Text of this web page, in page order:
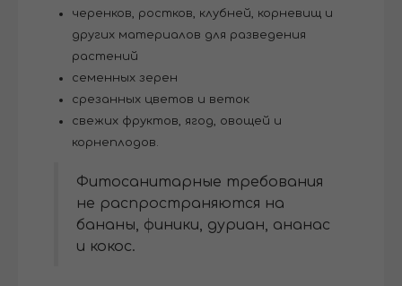
черенков, ростков, клубней, корневищ и
других материалов для разведения
растений
семенных зерен
срезанных цветов и веток
свежих фруктов, ягод, овощей и
корнеплодов.
Фитосанитарные требования
не распространяются на
бананы, финики, дуриан, ананас
и кокос.